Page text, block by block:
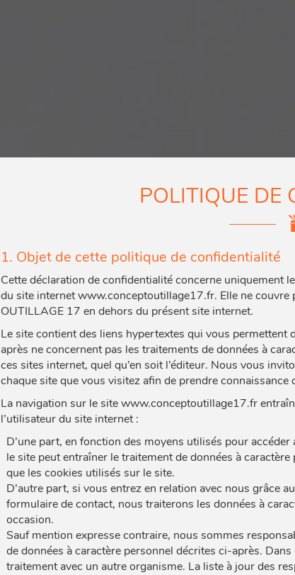
POLITIQUE DE
1. Objet de cette politique de confidentialité
Cette déclaration de confidentialité concerne uniquement
du site internet www.conceptoutillage17.fr. Elle ne couvre
OUTILLAGE 17 en dehors du présent site internet.
Le site contient des liens hypertextes qui vous permettent
après ne concernent pas les traitements de données à
ces sites internet, quel qu’en soit l’éditeur. Nous vous
chaque site que vous visitez afin de prendre
La navigation sur le site www.conceptoutillage17.fr
l’utilisateur du site internet :
D’une part, en fonction des moyens utilisés pour
le site peut entraîner le traitement de données à
que les cookies utilisés sur le site.
D’autre part, si vous entrez en relation avec nous grâce
formulaire de contact, nous traiterons les données à
occasion.
Sauf mention expresse contraire, nous sommes
de données à caractère personnel décrites ci-après.
traitement avec un autre organisme. La liste à jour des